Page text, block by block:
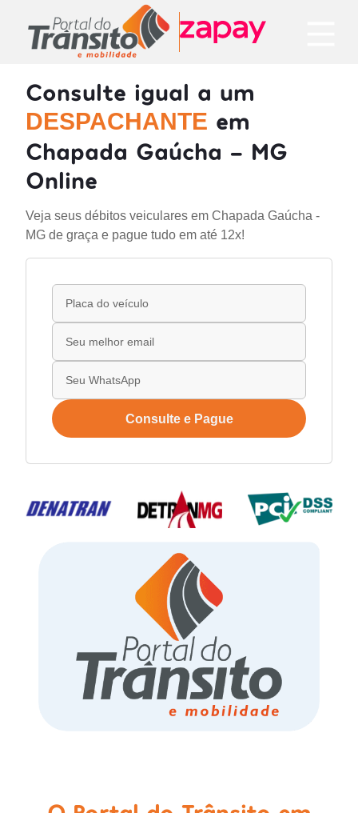
Consulte igual a um
DESPACHANTE em
Chapada Gaúcha - MG
Online
Veja seus débitos veiculares em Chapada Gaúcha -
MG de graça e pague tudo em até 12x!
Consulte e Pague